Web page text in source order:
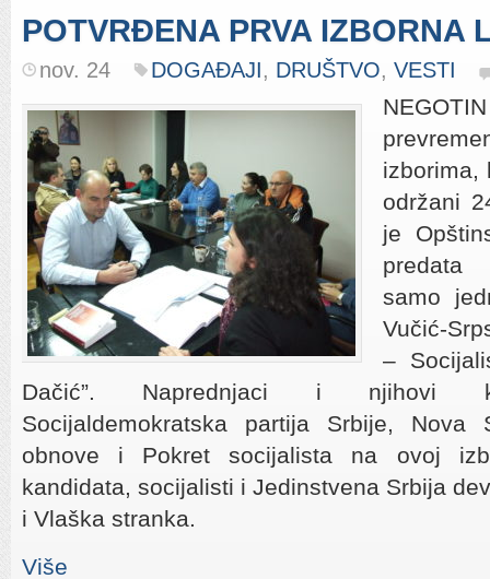
POTVRĐENA PRVA IZBORNA
nov. 24 DOGAĐAJI, DRUŠTVO, VESTI
izborima,
održani
je
predata
samo
Vučić-
–
Dačić”. Naprednjaci i njihovi
Socijaldemokratska partija Srbije, Nova
obnove i Pokret socijalista na ovoj
kandidata, socijalisti i Jedinstvena Srbija
i Vlaška stranka.
Više